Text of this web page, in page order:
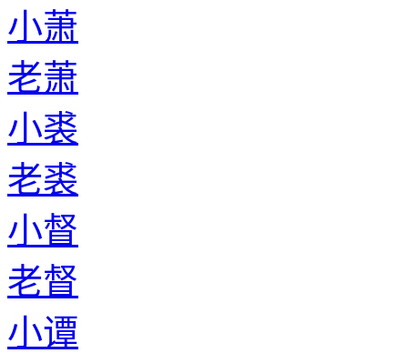
小萧
老萧
小裘
老裘
小督
老督
小谭